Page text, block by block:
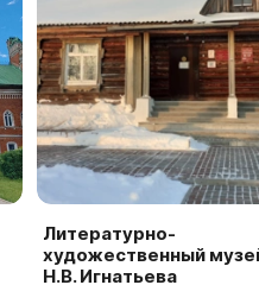
Литературно-
художественный
Н.В. Игнатьева